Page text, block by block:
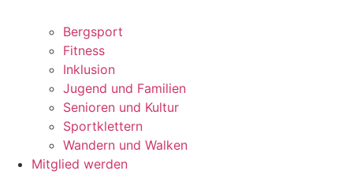
Bergsport
Fitness
Inklusion
Jugend und Familien
Senioren und Kultur
Sportklettern
Wandern und Walken
Mitglied werden